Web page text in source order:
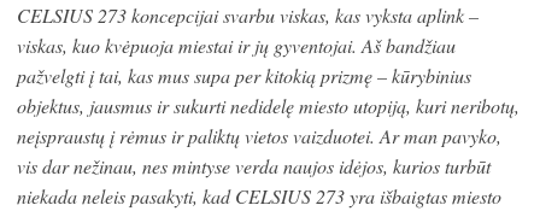
CELSIUS 273 koncepcijai svarbu viskas, kas vyksta aplink –
viskas, kuo kvėpuoja miestai ir jų gyventojai. Aš bandžiau
pažvelgti į tai, kas mus supa per kitokią prizmę – kūrybinius
objektus, jausmus ir sukurti nedidelę miesto utopiją, kuri neribotų,
neįspraustų į rėmus ir paliktų vietos vaizduotei. Ar man pavyko,
vis dar nežinau, nes mintyse verda naujos idėjos, kurios turbūt
niekada neleis pasakyti, kad CELSIUS 273 yra išbaigtas miesto